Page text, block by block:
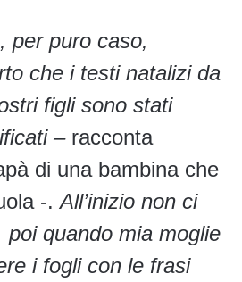
per puro caso,
che i testi natalizi da
figli sono stati
–racconta
di una bambina che
-.All’inizio non ci
poi quando mia moglie
i fogli con le frasi